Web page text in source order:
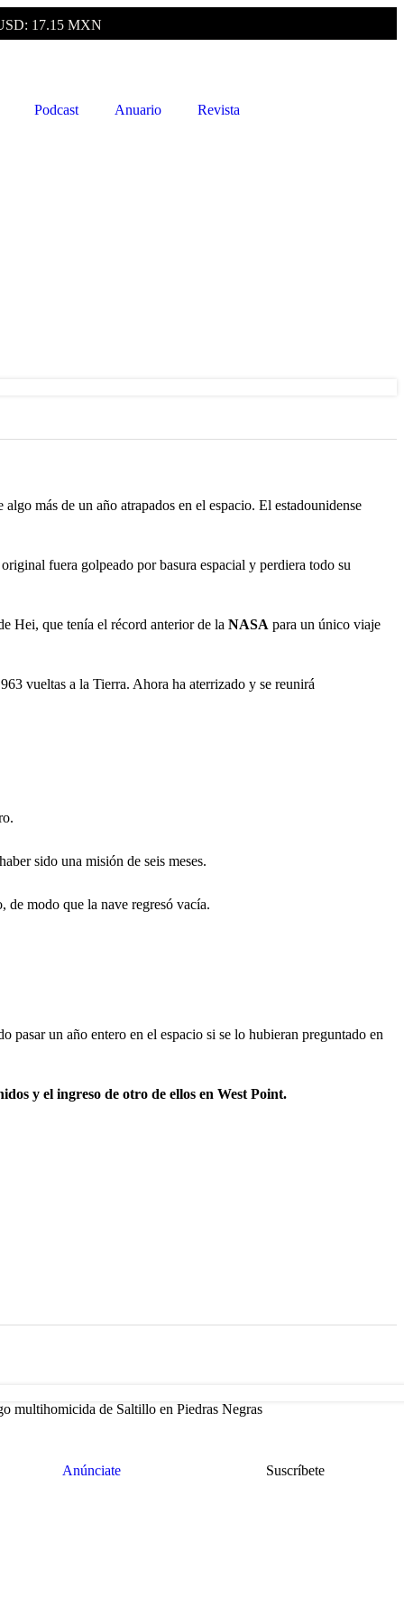
17.15 MXN
Podcast Anuario Revista
más de un año atrapados en el espacio. El estadounidense
fuera golpeado por basura espacial y perdiera todo su
Hei, que tenía el récord anterior de la NASA para un único viaje
vueltas a la Tierra. Ahora ha aterrizado y se reunirá
sido una misión de seis meses.
de modo que la nave regresó vacía.
pasar un año entero en el espacio si se lo hubieran preguntado en
y el ingreso de otro de ellos en West Point.
multihomicida de Saltillo en Piedras Negras
Anúnciate Suscríbete